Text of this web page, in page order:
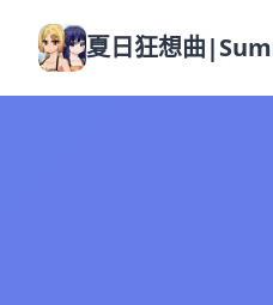
夏日狂想曲